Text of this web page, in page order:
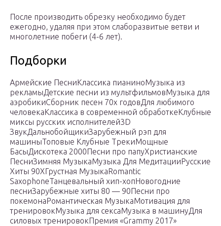
После производить обрезку необходимо будет
ежегодно, удаляя при этом слаборазвитые ветви и
многолетние побеги (4-6 лет).
Подборки
Армейские ПесниКлассика пианиноМузыка из
рекламыДетские песни из мультфильмовМузыка для
аэробикиСборник песен 70х годовДля любимого
человекаКлассика в современной обработкеКлубные
миксы русских исполнителей3D
ЗвукДальнобойщикиЗарубежный рэп для
машиныТоповые Клубные ТрекиМощные
БасыДискотека 2000Песни про папуХристианские
ПесниЗимняя МузыкаМузыка Для МедитацииРусские
Хиты 90ХГрустная МузыкаRomantic
SaxophoneТанцевальный хип-хопНовогодние
песниЗарубежные хиты 80 — 90Песни про
покемонаРомантическая МузыкаМотивация для
тренировокМузыка для сексаМузыка в машинуДля
силовых тренировокПремия «Grammy 2017»